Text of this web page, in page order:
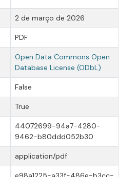
2 de março de 2026
PDF
Open Data Commons Open
Database License (ODbL)
False
True
44072699-94a7-4280-
9462-b80ddd052b30
application/pdf